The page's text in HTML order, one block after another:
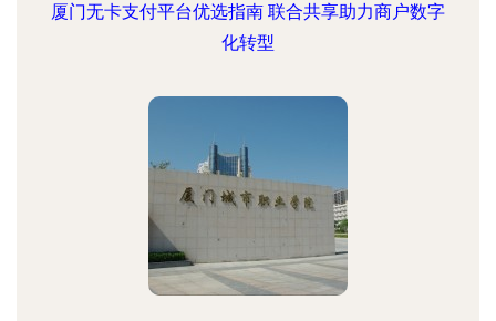
厦门无卡支付平台优选指南 联合共享助力商户数字
化转型